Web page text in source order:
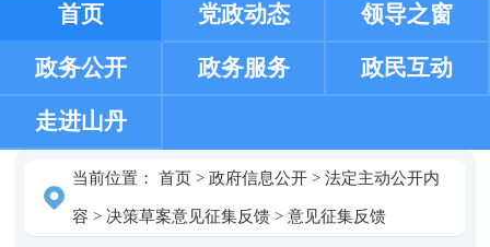
首页 党政动态 领导之窗
政务公开 政务服务 政民互动
走进山丹
当前位置： 首页> 政府信息公开> 法定主动公开内
容 > 决策草案意见征集反馈> 意见征集反馈